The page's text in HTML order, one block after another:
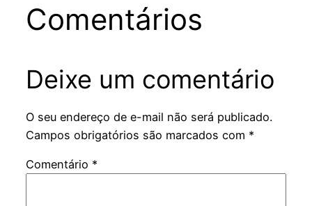
Comentários
Deixe um comentário
O seu endereço de e-mail não será publicado.
Campos obrigatórios são marcados com *
Comentário *